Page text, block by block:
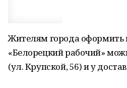
Жителям города оформить
«Белорецкий рабочий»
(ул. Крупской, 56) и у